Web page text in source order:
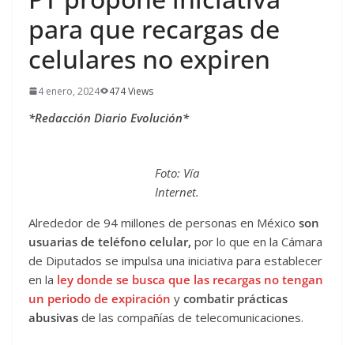
para que recargas de
celulares no expiren
4 enero, 2024 474 Views
*Redacción Diario Evolución*
Foto: Vía
Internet.
Alrededor de 94 millones de personas en México son
usuarias de teléfono celular, por lo que en la Cámara
de Diputados se impulsa una iniciativa para establecer
en la ley donde se busca que las recargas no tengan
un periodo de expiración y combatir prácticas
abusivas de las compañías de telecomunicaciones.